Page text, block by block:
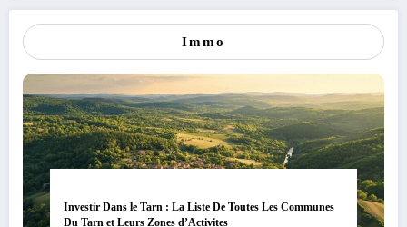
Immo
Investir Dans le Tarn : La Liste De Toutes Les Communes
Du Tarn et Leurs Zones d’Activites